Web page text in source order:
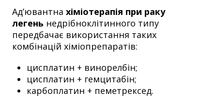
Ад’ювантна хіміотерапія при раку
легень недрібноклітинного типу
передбачає використання таких
комбінацій хіміопрепаратів:
цисплатин + винорелбін;
цисплатин + гемцитабін;
карбоплатин + пеметрексед.